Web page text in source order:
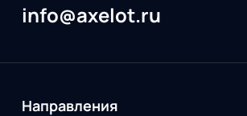
info@axelot.ru
Направления